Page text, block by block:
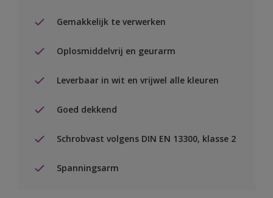
Gemakkelijk te verwerken
Oplosmiddelvrij en geurarm
Leverbaar in wit en vrijwel alle kleuren
Goed dekkend
Schrobvast volgens DIN EN 13300, klasse 2
Spanningsarm